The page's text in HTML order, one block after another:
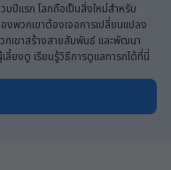
ปีแรก โลกถือเป็นสิ่งใหม่สำหรับ
งพวกเขาต้องเจอการเปลี่ยนแปลง
กเขาสร้างสายสัมพันธ์ และพัฒนา
ลี้ยงดู เรียนรู้วิธีการดูแลทารกได้ที่นี่